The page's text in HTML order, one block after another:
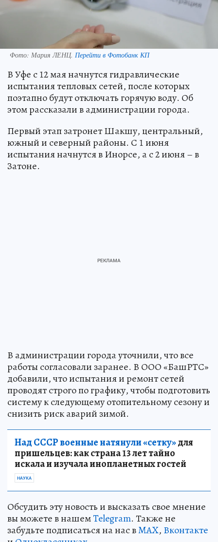
Фото: Мария ЛЕНЦ. Перейти в Фотобанк КП
В Уфе с 12 мая начнутся гидравлические
испытания тепловых сетей, после которых
поэтапно будут отключать горячую воду. Об
этом рассказали в администрации города.
Первый этап затронет Шакшу, центральный,
южный и северный районы. С 1 июня
испытания начнутся в Инорсе, а с 2 июня – в
Затоне.
В администрации города уточнили, что все
работы согласовали заранее. В ООО «БашРТС»
добавили, что испытания и ремонт сетей
проводят строго по графику, чтобы подготовить
систему к следующему отопительному сезону и
снизить риск аварий зимой.
Над СССР военные натянули «сетку»для
пришельцев: как страна 13 лет тайно
искала и изучала инопланетных гостей
НАУКА
Обсудить эту новость и высказать свое мнение
вы можете в нашемTelegram. Также не
забудьте подписаться на нас вMAX, Вконтакте